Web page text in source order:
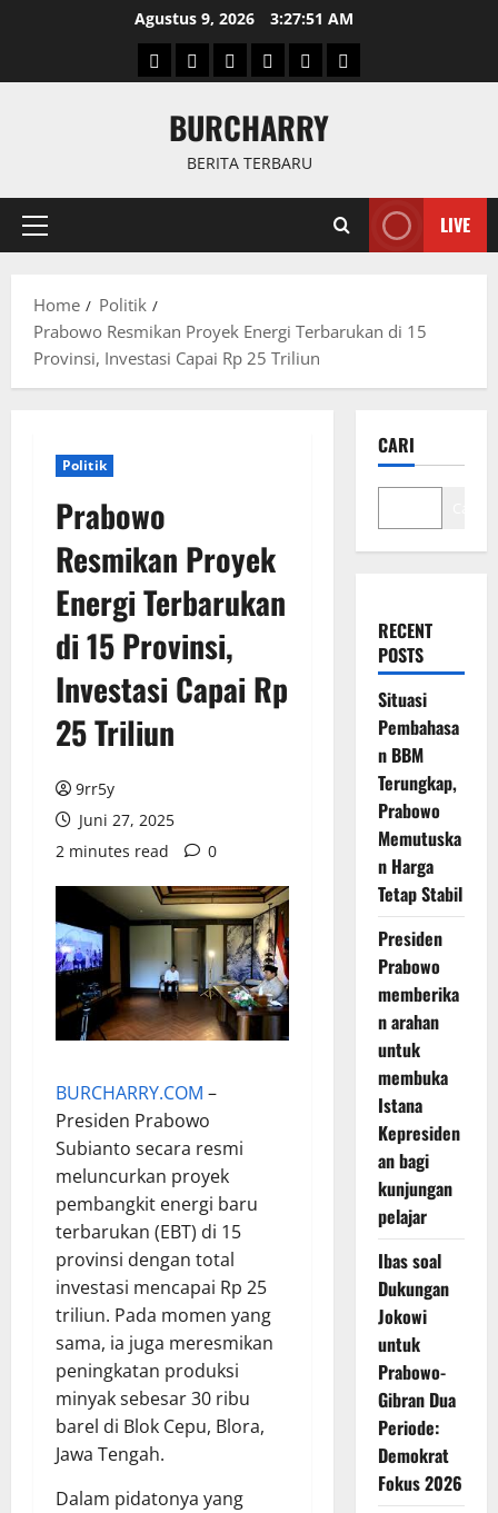
Agustus 9, 2026 3:27:51 AM
BerandaNewsPolitikKeriminal
OlahragaInternasional
BURCHARRY
BERITA TERBARU
Primary
LIVE
Home
Politik
Prabowo Resmikan Proyek Energi Terbarukan di 15
Provinsi, Investasi Capai Rp 25 Triliun
Politik
Prabowo
Resmikan Proyek
Energi Terbarukan
di 15 Provinsi,
Investasi Capai Rp
25 Triliun
9rr5y
Juni 27, 2025
2 minutes read
0
BURCHARRY.COM –
Presiden Prabowo
Subianto secara resmi
meluncurkan proyek
pembangkit energi baru
terbarukan (EBT) di 15
provinsi dengan total
investasi mencapai Rp 25
triliun. Pada momen yang
sama, ia juga meresmikan
peningkatan produksi
minyak sebesar 30 ribu
barel di Blok Cepu, Blora,
Jawa Tengah.
Dalam pidatonya yang
CARI
RECENT
POSTS
Situasi
Pembahasa
n BBM
Terungkap,
Prabowo
Memutuska
n Harga
Tetap Stabil
Presiden
Prabowo
memberika
n arahan
untuk
membuka
Istana
Kepresiden
an bagi
kunjungan
pelajar
Ibas soal
Dukungan
Jokowi
untuk
Prabowo-
Gibran Dua
Periode:
Demokrat
Fokus 2026